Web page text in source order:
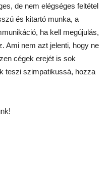
de nem elégséges feltétel
és kitartó munka, a
ha kell megújulás,
Ami nem azt jelenti, hogy ne
cégek erejét is sok
teszi szimpatikussá, hozza